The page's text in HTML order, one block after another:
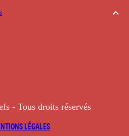
- Tous droits réservés
LÉGALES